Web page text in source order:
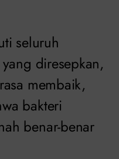
seluruh
diresepkan,
membaik,
bakteri
benar-benar